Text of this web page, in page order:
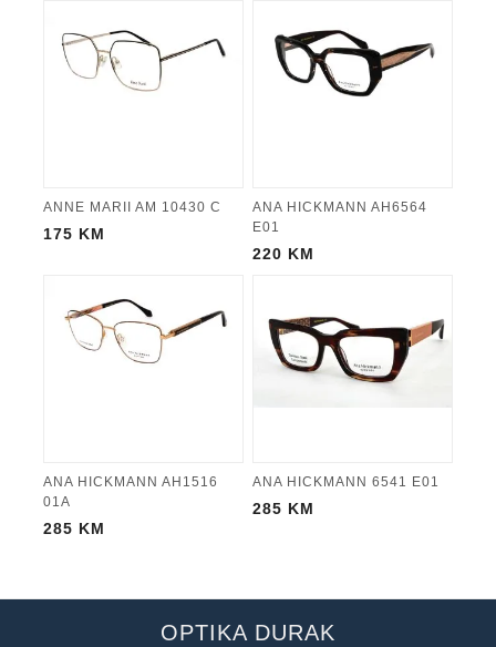
ANNE MARII AM 10430 C
175 KM
ANA HICKMANN AH6564
E01
220 KM
ANA HICKMANN AH1516
01A
285 KM
ANA HICKMANN 6541 E01
285 KM
OPTIKA DURAK